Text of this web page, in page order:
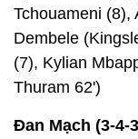
Tchouameni (8),
Dembele
(7), Kylian
Thuram 62')
Đan Mạch (3-4-